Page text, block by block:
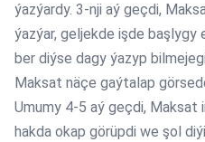
ýazýardy. 3-nji aý geçdi,
ýazýar, geljekde işde
ber diýse dagy ýazyp
Maksat näçe gaýtalap
Umumy 4-5 aý geçdi,
hakda okap görüpdi we şol